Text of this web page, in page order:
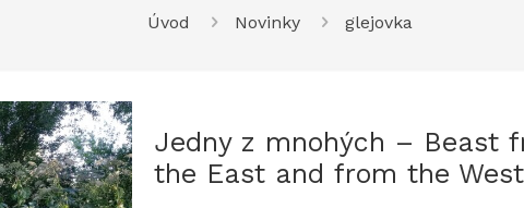
Úvod Novinky glejovka
Jedny z mnohých – Beast
the East and from the West